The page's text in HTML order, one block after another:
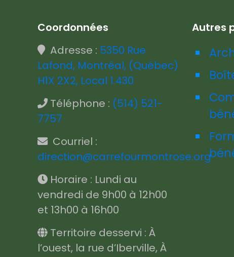
Coordonnées
Adresse : 5350 Rue
Lafond, Montréal, (Québec)
H1X 2X2, Local 1.430
Téléphone : (514) 521-
7757
Courriel :
direction@carrefourmontrose.org
Horaire : Lundi au
vendredi de 9h00 à 12h00
et 13h00 à 16h00
Territoire desservi : À
l’ouest, la rue d’Iberville, À
Autres